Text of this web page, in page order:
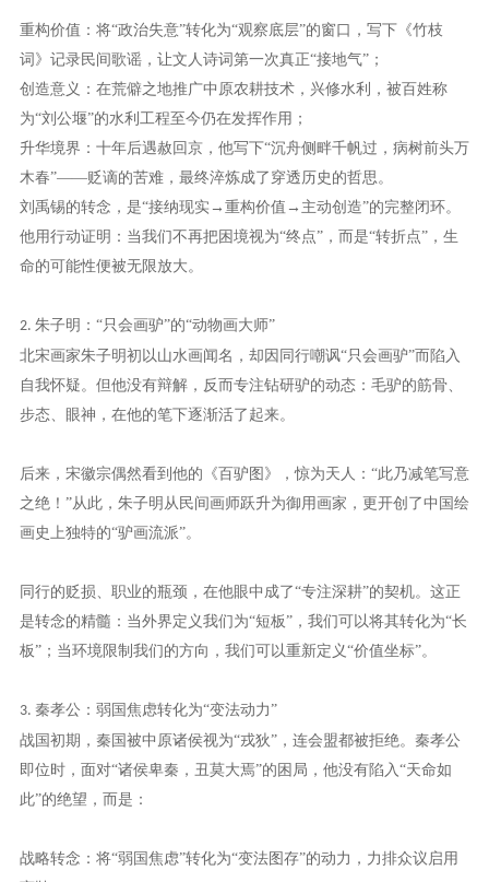
重构价值：将“政治失意”转化为“观察底层”的窗口，写下《竹枝
词》记录民间歌谣，让文人诗词第一次真正“接地气”；
创造意义：在荒僻之地推广中原农耕技术，兴修水利，被百姓称
为“刘公堰”的水利工程至今仍在发挥作用；
升华境界：十年后遇赦回京，他写下“沉舟侧畔千帆过，病树前头万
木春”——贬谪的苦难，最终淬炼成了穿透历史的哲思。
刘禹锡的转念，是“接纳现实→重构价值→主动创造”的完整闭环。
他用行动证明：当我们不再把困境视为“终点”，而是“转折点”，生
命的可能性便被无限放大。
2. 朱子明：“只会画驴”的“动物画大师”
北宋画家朱子明初以山水画闻名，却因同行嘲讽“只会画驴”而陷入
自我怀疑。但他没有辩解，反而专注钻研驴的动态：毛驴的筋骨、
步态、眼神，在他的笔下逐渐活了起来。
后来，宋徽宗偶然看到他的《百驴图》，惊为天人： “此乃减笔写意
之绝！”从此，朱子明从民间画师跃升为御用画家，更开创了中国绘
画史上独特的“驴画流派”。
同行的贬损、职业的瓶颈，在他眼中成了“专注深耕”的契机。这正
是转念的精髓：当外界定义我们为“短板”，我们可以将其转化为“长
板”；当环境限制我们的方向，我们可以重新定义“价值坐标”。
3. 秦孝公：弱国焦虑转化为“变法动力”
战国初期，秦国被中原诸侯视为“戎狄”，连会盟都被拒绝。秦孝公
即位时，面对“诸侯卑秦，丑莫大焉”的困局，他没有陷入“天命如
此”的绝望，而是：
战略转念：将“弱国焦虑”转化为“变法图存”的动力，力排众议启用